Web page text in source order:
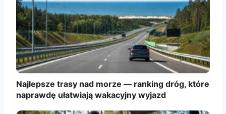
Najlepsze trasy nad morze — ranking dróg, które
naprawdę ułatwiają wakacyjny wyjazd